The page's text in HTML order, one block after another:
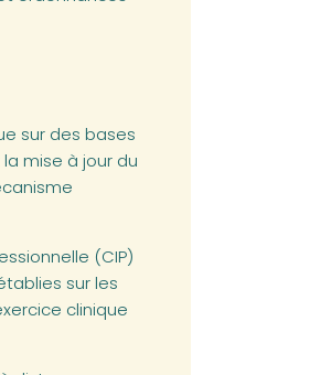
sur des bases
mise à jour du
(CIP)
sur les
clinique